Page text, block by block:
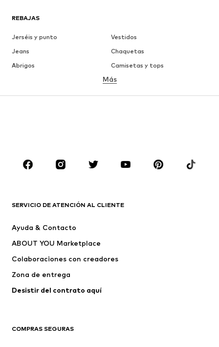
REBAJAS
Jerséis y punto
Vestidos
Jeans
Chaquetas
Abrigos
Camisetas y tops
Ropa interior
Faldas
Blusas y camisas
Zapatos
Deporte
Vestidos
Camisetas y tops
Chaquetas
Jerséis y punto
Ropa interior
Abrigos
Tallas grandes
Más
SERVICIO DE ATENCIÓN AL CLIENTE
Ayuda & Contacto
ABOUT YOU Marketplace
Colaboraciones con creadores
Zona de entrega
Desistir del contrato aquí
COMPRAS SEGURAS